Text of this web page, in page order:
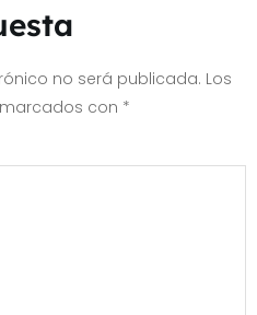
no será publicada. Los
con *